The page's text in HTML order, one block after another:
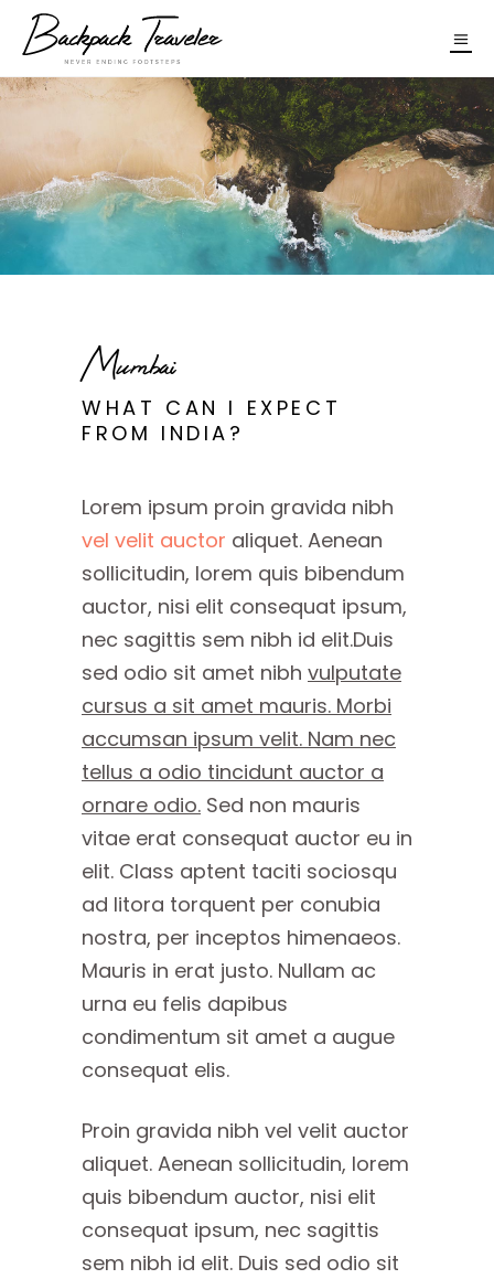
Mumbai
WHAT CAN I EXPECT
FROM INDIA?
Lorem ipsum proin gravida nibh
vel velit auctor aliquet. Aenean
sollicitudin, lorem quis bibendum
auctor, nisi elit consequat ipsum,
nec sagittis sem nibh id elit.Duis
sed odio sit amet nibh vulputate
cursus a sit amet mauris. Morbi
accumsan ipsum velit. Nam nec
tellus a odio tincidunt auctor a
ornare odio. Sed non mauris
vitae erat consequat auctor eu in
elit. Class aptent taciti sociosqu
ad litora torquent per conubia
nostra, per inceptos himenaeos.
Mauris in erat justo. Nullam ac
urna eu felis dapibus
condimentum sit amet a augue
consequat elis.
Proin gravida nibh vel velit auctor
aliquet. Aenean sollicitudin, lorem
quis bibendum auctor, nisi elit
consequat ipsum, nec sagittis
sem nibh id elit. Duis sed odio sit